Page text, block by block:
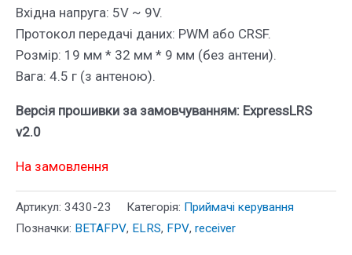
Вхідна напруга: 5V ~ 9V.
Протокол передачі даних: PWM або CRSF.
Розмір: 19 мм * 32 мм * 9 мм (без антени).
Вага: 4.5 г (з антеною).
Версія прошивки за замовчуванням: ExpressLRS
v2.0
На замовлення
Артикул: 3430-23 Категорія: Приймачі керування
Позначки: BETAFPV, ELRS, FPV, receiver